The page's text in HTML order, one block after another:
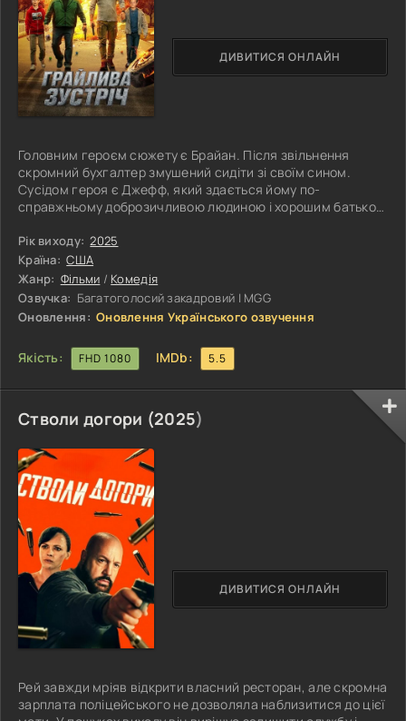
Головним героєм сюжету є Брайан. Після звільнення
скромний бухгалтер змушений сидіти зі своїм сином.
Сусідом героя є Джефф, який здається йому по-
справжньому доброзичливою людиною і хорошим батьком
вихідний, разом влаштувати імпровізовану вилазку з
дітьми. Все починається добре. Прогулянка в парку,
розмови, дитячий сміх. Але цей день обертається
справжнім хаосом. Спокою настає кінець, коли їх
атакують невідомі люди, озброєні до зубів. Брайан
Рік виходу: 2025
Країна: США
Жанр: Фільми / Комедія
Озвучка: Багатоголосий закадровий | MGG
Оновлення: Оновлення Українського озвучення
Якість: FHD 1080 IMDb: 5.5
ДИВИТИСЯ ОНЛАЙН
Стволи догори (2025)
Рей завжди мріяв відкрити власний ресторан, але скромна
зарплата поліцейського не дозволяла наблизитися до цієї
ДИВИТИСЯ ОНЛАЙН